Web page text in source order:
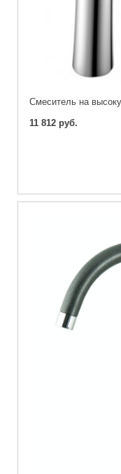
Cмеситель на
11 812 руб.